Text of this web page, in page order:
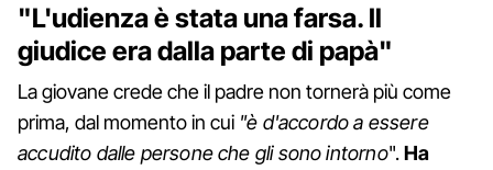
"L'udienza è stata una farsa. Il
giudice era dalla parte di papà"
La giovane crede che il padre non tornerà più come
prima, dal momento in cui "è d'accordo a essere
accudito dalle persone che gli sono intorno".Ha